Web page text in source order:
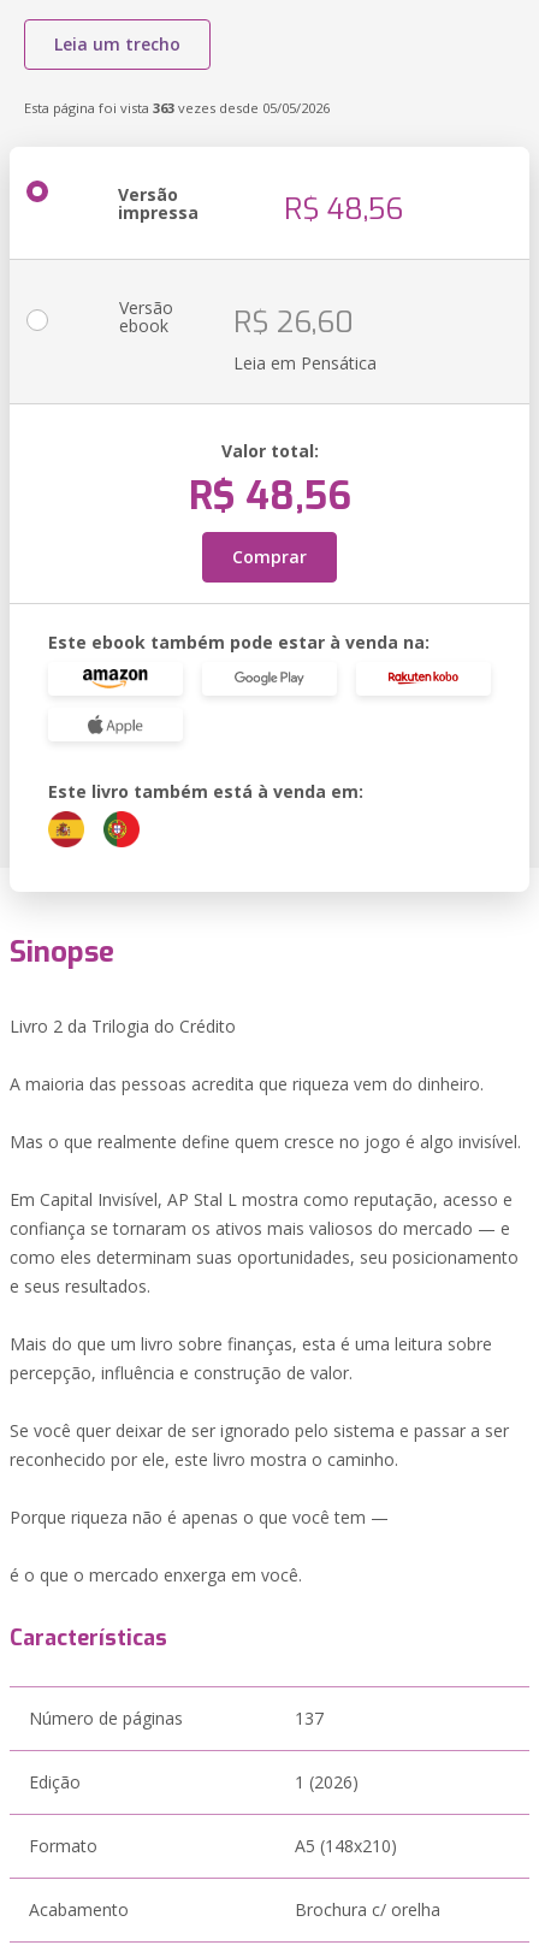
Leia um trecho
Esta página foi vista 363 vezes desde 05/05/2026
Versão
impressa R$ 48,56
Versão
ebook R$ 26,60
Leia em Pensática
Valor total:
R$ 48,56
Comprar
Este ebook também pode estar à venda na:
Este livro também está à venda em:
Sinopse
Livro 2 da Trilogia do Crédito
A maioria das pessoas acredita que riqueza vem do dinheiro.
Mas o que realmente define quem cresce no jogo é algo invisível.
Em Capital Invisível, AP Stal L mostra como reputação, acesso e
confiança se tornaram os ativos mais valiosos do mercado — e
como eles determinam suas oportunidades, seu posicionamento
e seus resultados.
Mais do que um livro sobre finanças, esta é uma leitura sobre
percepção, influência e construção de valor.
Se você quer deixar de ser ignorado pelo sistema e passar a ser
reconhecido por ele, este livro mostra o caminho.
Porque riqueza não é apenas o que você tem —
é o que o mercado enxerga em você.
Características
Número de páginas 137
Edição 1 (2026)
Formato A5 (148x210)
Acabamento Brochura c/ orelha